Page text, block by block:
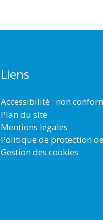
Liens
Accessibilité : non
Plan du site
Mentions légales
Politique de protection
Gestion des cookies